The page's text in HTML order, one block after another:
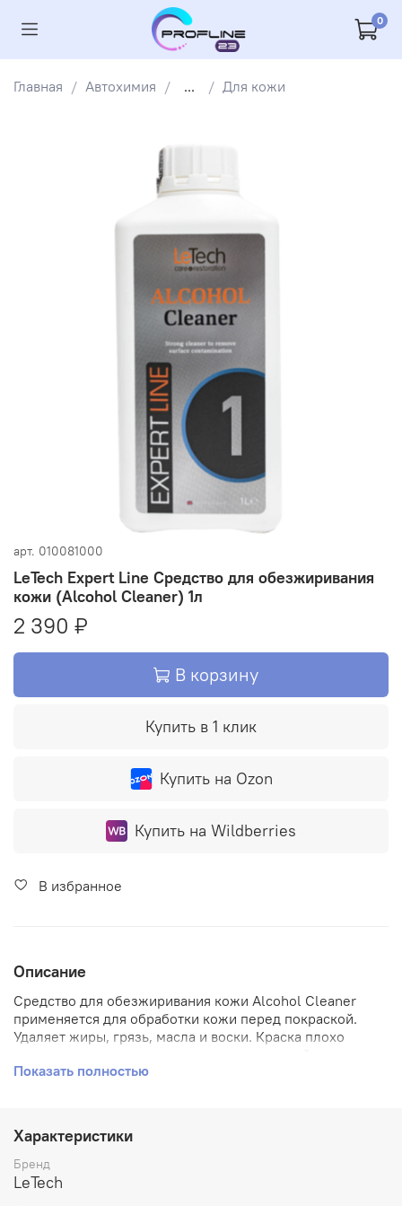
0
Главная Автохимия ... Для кожи
арт. 010081000
LeTech Expert Line Средство для обезжиривания
кожи (Alcohol Cleaner) 1л
2 390 ₽
В корзину
Купить в 1 клик
Купить на Ozon
Купить на Wildberries
В избранное
Описание
Средство для обезжиривания кожи Alcohol Cleaner
применяется для обработки кожи перед покраской.
Удаляет жиры, грязь, масла и воски. Краска плохо
начнет отслаиваться от поверхности. Для того, чтобы
Особенности состава:
Средство можно применять для удаления некоторых
видов пятен. Для того чтобы сделать Alcohol Cleaner
Показать полностью
Характеристики
Бренд
LeTech